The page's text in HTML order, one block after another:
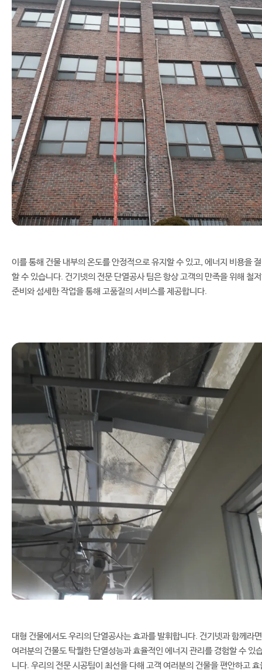
이를 통해 건물 내부의 온도를 안정적으로 유지할 수 있고, 에너지 비용을
할 수 있습니다. 건기넷의 전문 단열공사 팀은 항상 고객의 만족을 위해 철
준비와 섬세한 작업을 통해 고품질의 서비스를 제공합니다.
대형 건물에서도 우리의 단열공사는 효과를 발휘합니다. 건기넷과 함께라면
여러분의 건물도 탁월한 단열성능과 효율적인 에너지 관리를 경험할 수 있
니다. 우리의 전문 시공팀이 최선을 다해 고객 여러분의 건물을 편안하고 효